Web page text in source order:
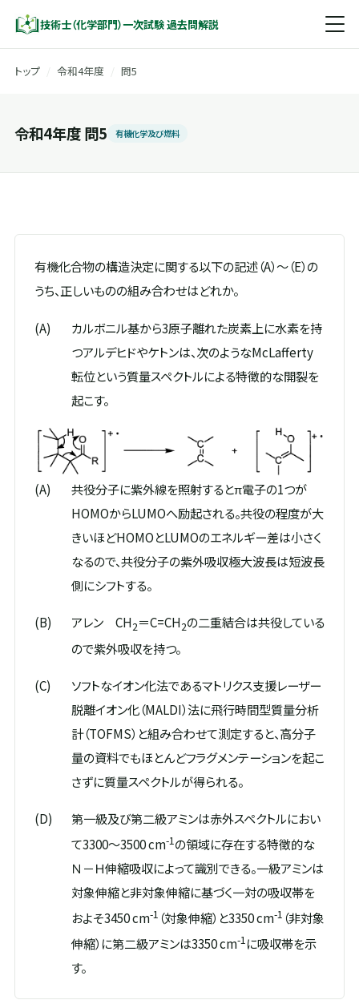
技術士（化学部門）一次試験 過去問解説
トップ 令和4年度 問5
令和4年度 問5 有機化学及び燃料
有機化合物の構造決定に関する以下の記述（A）〜（E）の
うち、正しいものの組み合わせはどれか。
(A)
カルボニル基から3原子離れた炭素上に水素を持
つアルデヒドやケトンは、次のようなMcLafferty
転位という質量スペクトルによる特徴的な開裂を
起こす。
(A)
共役分子に紫外線を照射するとπ電子の1つが
HOMOからLUMOへ励起される。共役の程度が大
きいほどHOMOとLUMOのエネルギー差は小さく
なるので、共役分子の紫外吸収極大波長は短波長
側にシフトする。
(B) アレン CH2＝C=CH2の二重結合は共役している
ので紫外吸収を持つ。
(C)
ソフトなイオン化法であるマトリクス支援レーザー
脱離イオン化（MALDI）法に飛行時間型質量分析
計（TOFMS）と組み合わせて測定すると、高分子
量の資料でもほとんどフラグメンテーションを起こ
さずに質量スペクトルが得られる。
(D)
第一級及び第二級アミンは赤外スペクトルにおい
て3300～3500 cm-1の領域に存在する特徴的な
Ｎ－Ｈ伸縮吸収によって識別できる。一級アミンは
対象伸縮と非対象伸縮に基づく一対の吸収帯を
およそ3450 cm-1 （対象伸縮）と3350 cm-1 （非対象
伸縮）に第二級アミンは3350 cm-1に吸収帯を示
す。